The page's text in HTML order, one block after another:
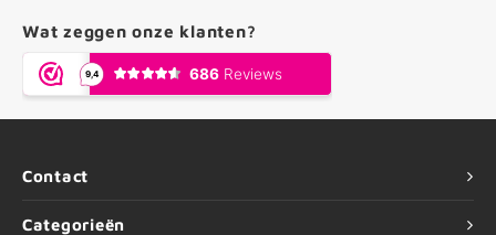
Wat zeggen onze klanten?
Contact
Categorieën